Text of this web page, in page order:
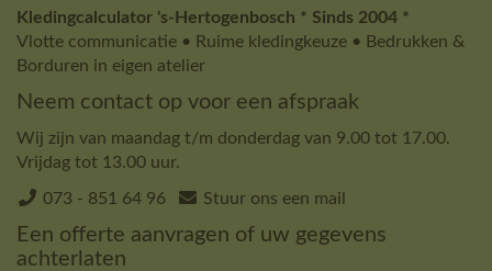
Kledingcalculator 's-Hertogenbosch * Sinds 2004 *
Vlotte communicatie • Ruime kledingkeuze • Bedrukken &
Borduren in eigen atelier
Neem contact op voor een afspraak
Wij zijn van maandag t/m donderdag van 9.00 tot 17.00.
Vrijdag tot 13.00 uur.
073 - 851 64 96 Stuur ons een mail
Een offerte aanvragen of uw gegevens
achterlaten